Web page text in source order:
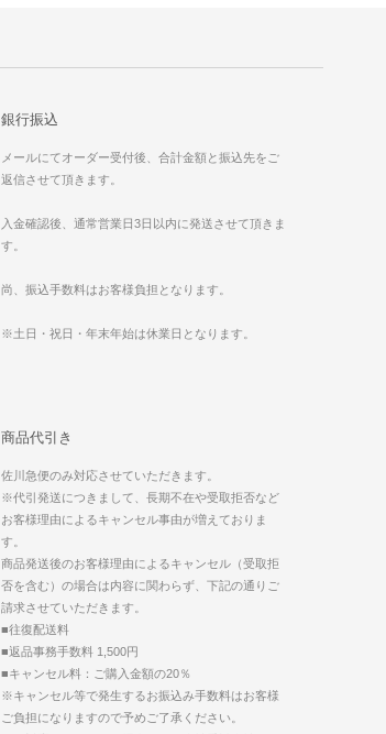
銀行振込
メールにてオーダー受付後、合計金額と振込先をご
返信させて頂きます。
入金確認後、通常営業日3日以内に発送させて頂きま
す。
尚、振込手数料はお客様負担となります。
※土日・祝日・年末年始は休業日となります。
商品代引き
佐川急便のみ対応させていただきます。
※代引発送につきまして、長期不在や受取拒否など
お客様理由によるキャンセル事由が増えておりま
す。
商品発送後のお客様理由によるキャンセル（受取拒
否を含む）の場合は内容に関わらず、下記の通りご
請求させていただきます。
■往復配送料
■返品事務手数料 1,500円
■キャンセル料：ご購入金額の20％
※キャンセル等で発生するお振込み手数料はお客様
ご負担になりますので予めご了承ください。